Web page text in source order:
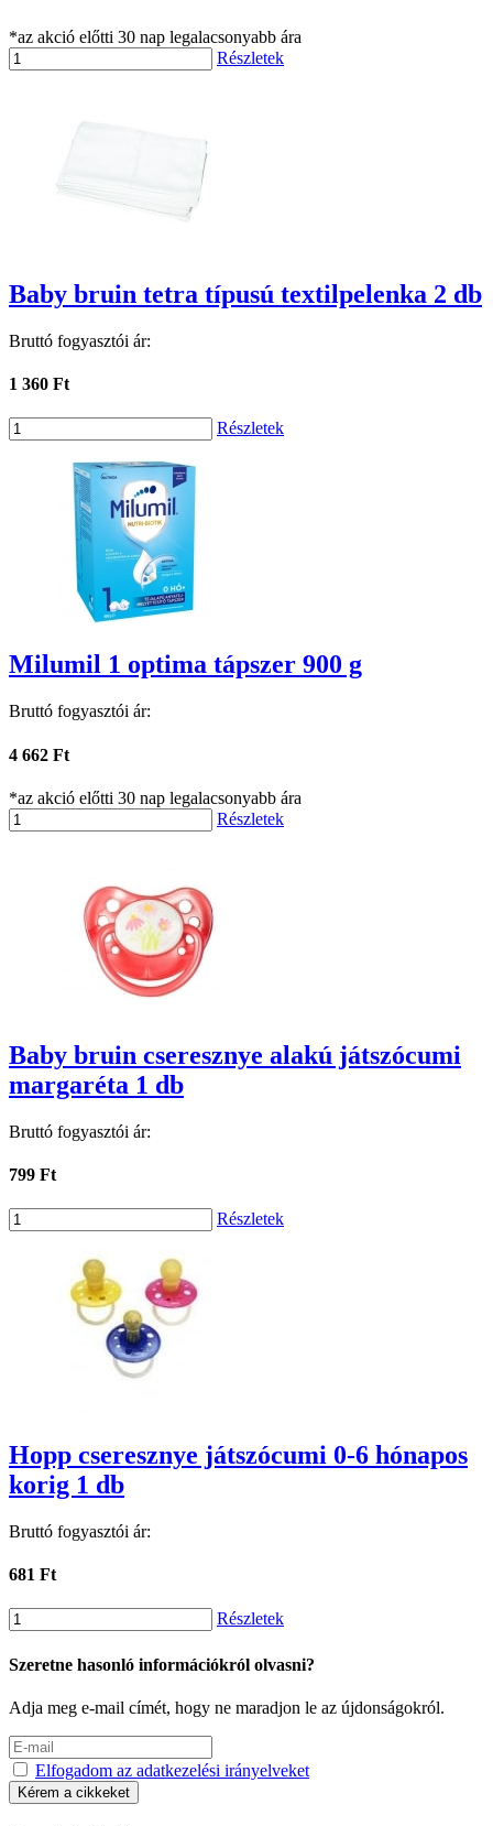
*az akció előtti 30 nap legalacsonyabb ára
Részletek
Baby bruin tetra típusú textilpelenka 2 db
Bruttó fogyasztói ár:
1 360 Ft
Részletek
Milumil 1 optima tápszer 900 g
Bruttó fogyasztói ár:
4 662 Ft
*az akció előtti 30 nap legalacsonyabb ára
Részletek
Baby bruin cseresznye alakú játszócumi
margaréta 1 db
Bruttó fogyasztói ár:
799 Ft
Részletek
Hopp cseresznye játszócumi 0-6 hónapos
korig 1 db
Bruttó fogyasztói ár:
681 Ft
Részletek
Szeretne hasonló információkról olvasni?
Adja meg e-mail címét, hogy ne maradjon le az újdonságokról.
Elfogadom az adatkezelési irányelveket
Kérem a cikkeket